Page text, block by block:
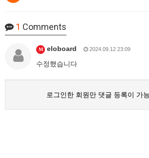
1 Comments
M eloboard 2024.09.12 23:09
수정했습니다
로그인한 회원만 댓글 등록이 가